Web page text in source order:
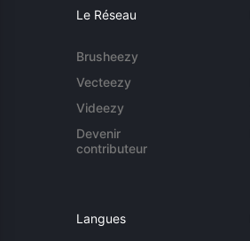
Le Réseau
Brusheezy
Vecteezy
Videezy
Devenir
contributeur
Langues